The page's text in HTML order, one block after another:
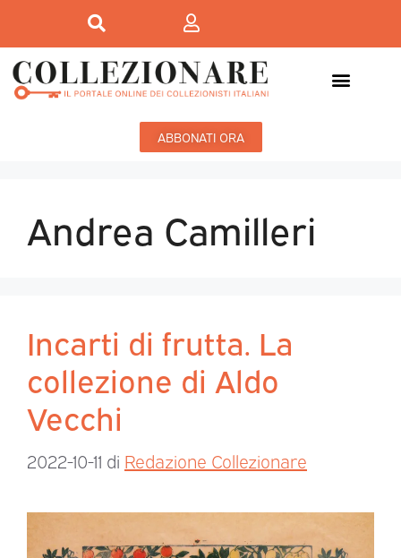
ABBONATI ORA
Andrea Camilleri
Incarti di frutta. La
collezione di Aldo
Vecchi
2022-10-11 di Redazione Collezionare